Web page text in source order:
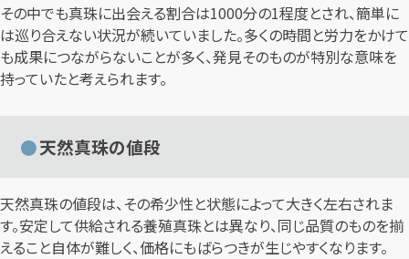
その中でも真珠に出会える割合は1000分の1程度とされ、簡単に
は巡り合えない状況が続いていました。多くの時間と労力をかけて
も成果につながらないことが多く、発見そのものが特別な意味を
持っていたと考えられます。
天然真珠の値段
天然真珠の値段は、その希少性と状態によって大きく左右されま
す。安定して供給される養殖真珠とは異なり、同じ品質のものを揃
えること自体が難しく、価格にもばらつきが生じやすくなります。